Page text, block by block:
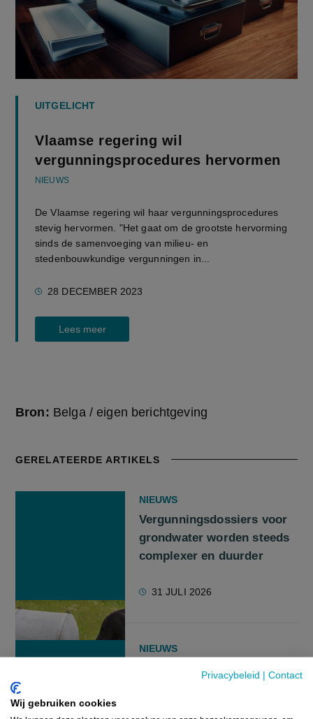
Privacybeleid | Contact
Wij gebruiken cookies
UITGELICHT
Vlaamse regering wil
vergunningsprocedures hervormen
NIEUWS
De Vlaamse regering wil haar vergunningsprocedures
stevig hervormen. "Het gaat om de grootste hervorming
sinds de samenvoeging van milieu- en
stedenbouwkundige vergunningen in...
28 DECEMBER 2023
Lees meer
Bron: Belga / eigen berichtgeving
GERELATEERDE ARTIKELS
NIEUWS
Vergunningsdossiers voor
grondwater worden steeds
complexer en duurder
31 JULI 2026
NIEUWS
Brouns wil opmaak